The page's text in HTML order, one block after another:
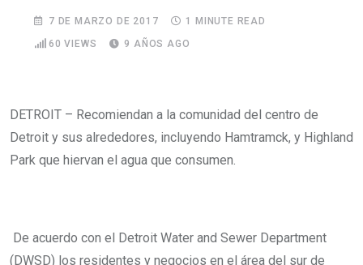
7 DE MARZO DE 2017
1 MINUTE READ
60 VIEWS 9 AÑOS AGO
DETROIT – Recomiendan a la comunidad del centro de
Detroit y sus alrededores, incluyendo Hamtramck, y Highland
Park que hiervan el agua que consumen.
De acuerdo con el Detroit Water and Sewer Department
(DWSD) los residentes y negocios en el área del sur de